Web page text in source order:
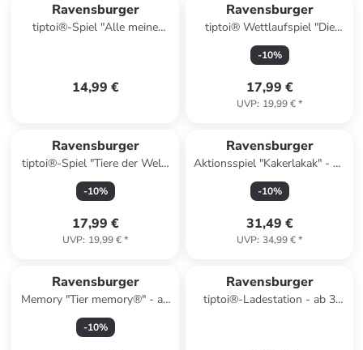
Ravensburger
tiptoi®-Spiel "Alle meine
14,99 €
Ravensburger
tiptoi® Wettlaufspiel "Die
Eiskönigin Völlig unverfroren"
- ab 4 Jahren
-10%
17,99 €
UVP: 19,99 €*
Ravensburger
tiptoi®-Spiel "Tiere der Welt"
- ab 4 Jahren
-10%
17,99 €
UVP: 19,99 €*
Ravensburger
Aktionsspiel "Kakerlakak" - ab
5 Jahren
-10%
31,49 €
UVP: 34,99 €*
Ravensburger
Memory "Tier memory®" - ab
3 Jahren
-10%
Ravensburger
tiptoi®-Ladestation - ab 3